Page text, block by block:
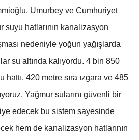
Umurbey ve Cumhuriyet
suyu hatlarının kanalizasyon
nedeniyle yoğun yağışlarda
su altında kalıyordu. 4 bin 850
hattı, 420 metre sıra ızgara ve 485
Yağmur sularını güvenli bir
edecek bu sistem sayesinde
hem de kanalizasyon hatlarının